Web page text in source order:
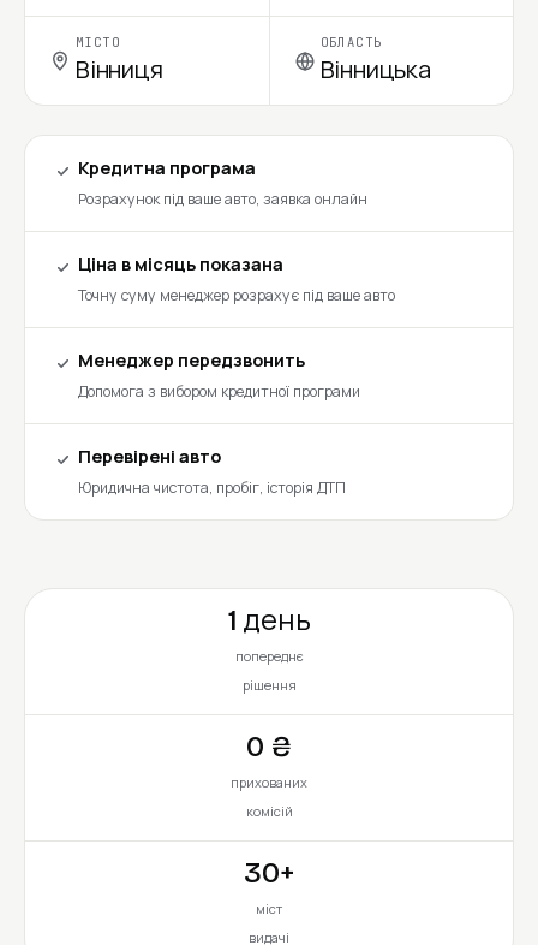
МІСТО
Вінниця
ОБЛАСТЬ
Вінницька
Кредитна програма
Розрахунок під ваше авто, заявка онлайн
Ціна в місяць показана
Точну суму менеджер розрахує під ваше авто
Менеджер передзвонить
Допомога з вибором кредитної програми
Перевірені авто
Юридична чистота, пробіг, історія ДТП
1 день
попереднє
рішення
0 ₴
прихованих
комісій
30+
міст
видачі